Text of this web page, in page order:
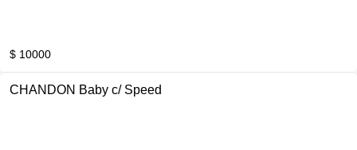
$ 10000
CHANDON Baby c/ Speed